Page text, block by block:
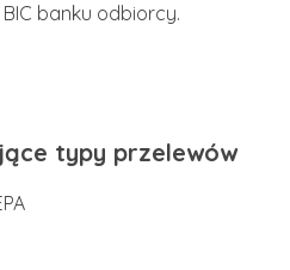
banku odbiorcy.
typy przelewów